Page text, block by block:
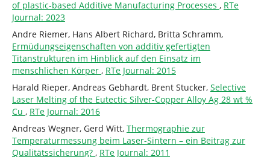
of plastic-based Additive Manufacturing Processes , RTe
Journal: 2023
Andre Riemer, Hans Albert Richard, Britta Schramm,
Ermüdungseigenschaften von additiv gefertigten
Titanstrukturen im Hinblick auf den Einsatz im
menschlichen Körper , RTe Journal: 2015
Harald Rieper, Andreas Gebhardt, Brent Stucker, Selective
Laser Melting of the Eutectic Silver-Copper Alloy Ag 28 wt %
Cu , RTe Journal: 2016
Andreas Wegner, Gerd Witt, Thermographie zur
Temperaturmessung beim Laser-Sintern – ein Beitrag zur
Qualitätssicherung? , RTe Journal: 2011